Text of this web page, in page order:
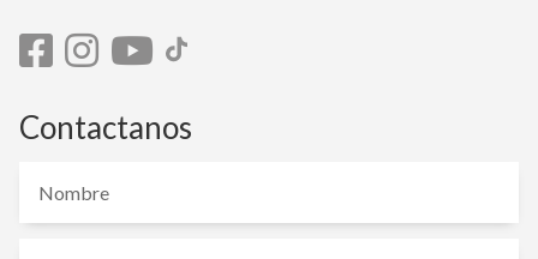
Contactanos